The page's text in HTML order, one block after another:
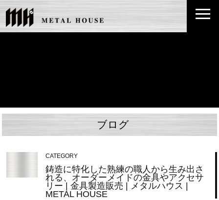
ブログ
CATEGORY
鋳造に特化した熟練の職人から生み出さ
れる、オーダーメイドの金具やアクセサ
リー | 金具製造販売 | メタルハウス |
METAL HOUSE